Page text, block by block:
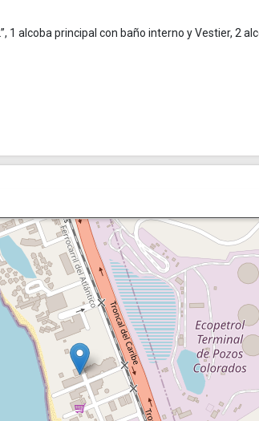
1 alcoba principal con baño interno y Vestier, 2